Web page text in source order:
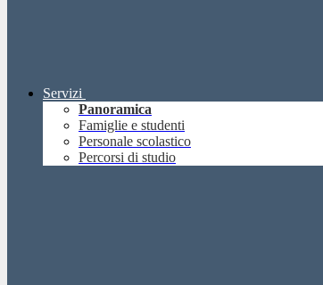
Servizi
Panoramica
Famiglie e studenti
Personale scolastico
Percorsi di studio